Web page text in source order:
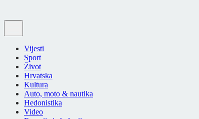
Vijesti
Sport
Život
Hrvatska
Kultura
Auto, moto & nautika
Hedonistika
Video